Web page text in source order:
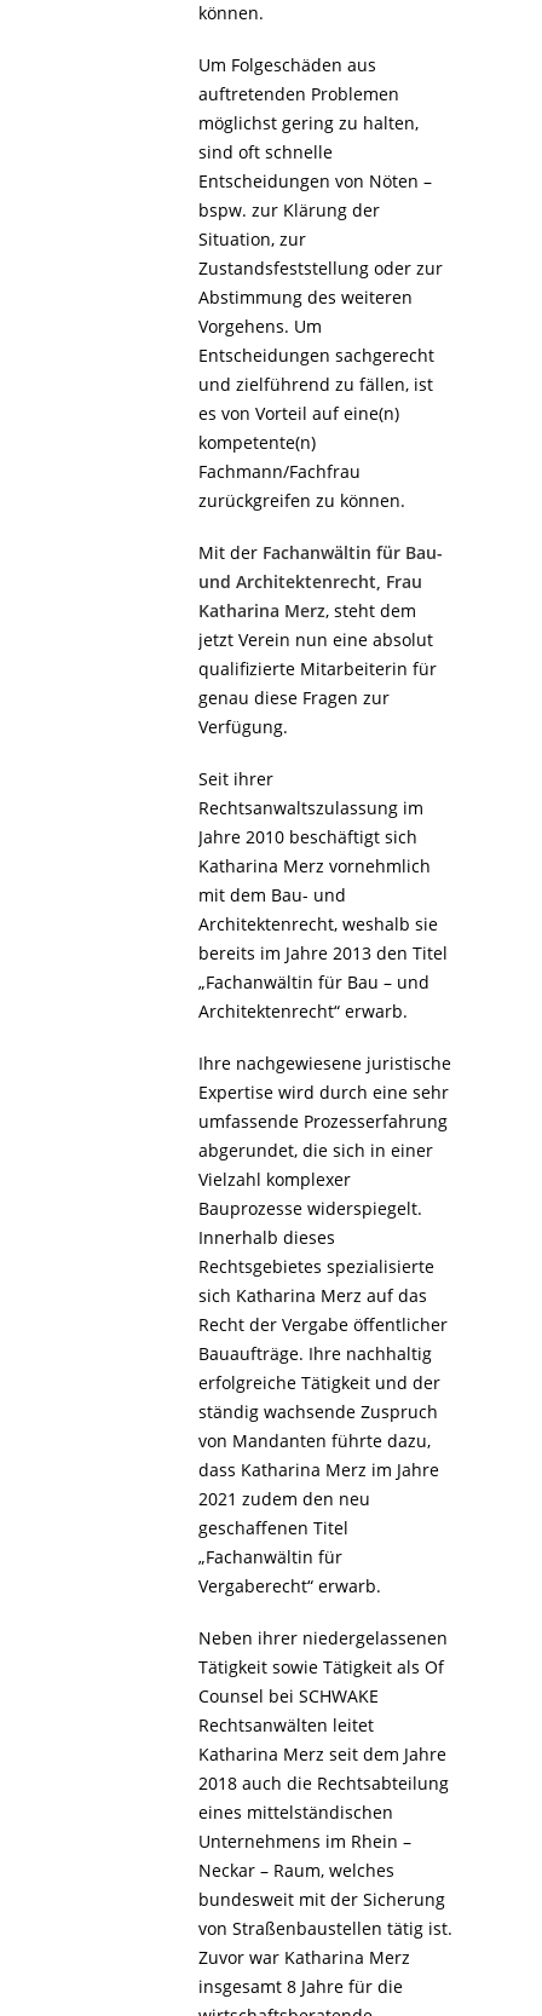
können.
Um Folgeschäden aus
auftretenden Problemen
möglichst gering zu halten,
sind oft schnelle
Entscheidungen von Nöten –
bspw. zur Klärung der
Situation, zur
Zustandsfeststellung oder zur
Abstimmung des weiteren
Vorgehens. Um
Entscheidungen sachgerecht
und zielführend zu fällen, ist
es von Vorteil auf eine(n)
kompetente(n)
Fachmann/Fachfrau
zurückgreifen zu können.
Mit der Fachanwältin für Bau-
und Architektenrecht, Frau
Katharina Merz, steht dem
jetzt Verein nun eine absolut
qualifizierte Mitarbeiterin für
genau diese Fragen zur
Verfügung.
Seit ihrer
Rechtsanwaltszulassung im
Jahre 2010 beschäftigt sich
Katharina Merz vornehmlich
mit dem Bau- und
Architektenrecht, weshalb sie
bereits im Jahre 2013 den Titel
„Fachanwältin für Bau – und
Architektenrecht“ erwarb.
Ihre nachgewiesene juristische
Expertise wird durch eine sehr
umfassende Prozesserfahrung
abgerundet, die sich in einer
Vielzahl komplexer
Bauprozesse widerspiegelt.
Innerhalb dieses
Rechtsgebietes spezialisierte
sich Katharina Merz auf das
Recht der Vergabe öffentlicher
Bauaufträge. Ihre nachhaltig
erfolgreiche Tätigkeit und der
ständig wachsende Zuspruch
von Mandanten führte dazu,
dass Katharina Merz im Jahre
2021 zudem den neu
geschaffenen Titel
„Fachanwältin für
Vergaberecht“ erwarb.
Neben ihrer niedergelassenen
Tätigkeit sowie Tätigkeit als Of
Counsel bei SCHWAKE
Rechtsanwälten leitet
Katharina Merz seit dem Jahre
2018 auch die Rechtsabteilung
eines mittelständischen
Unternehmens im Rhein –
Neckar – Raum, welches
bundesweit mit der Sicherung
von Straßenbaustellen tätig ist.
Zuvor war Katharina Merz
insgesamt 8 Jahre für die